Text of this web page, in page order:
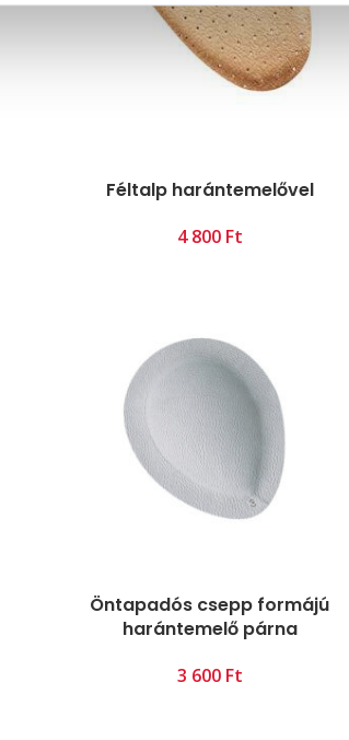
Féltalp harántemelővel
Ft
Öntapadós csepp formájú
harántemelő párna
Ft